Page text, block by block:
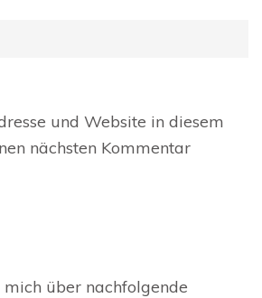
und Website in diesem
nächsten Kommentar
über nachfolgende